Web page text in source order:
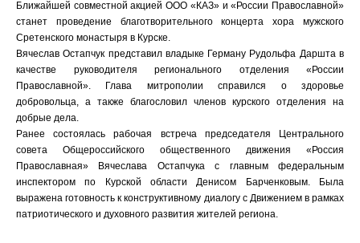
Ближайшей совместной акцией ООО «КАЗ» и «России Православной»
станет проведение благотворительного концерта хора мужского
Сретенского монастыря в Курске.
Вячеслав Остапчук представил владыке Герману Рудольфа Даршта в
качестве руководителя регионального отделения «России
Православной». Глава митрополии справился о здоровье
добровольца, а также благословил членов курского отделения на
добрые дела.
Ранее состоялась рабочая встреча председателя Центрального
совета Общероссийского общественного движения «Россия
Православная» Вячеслава Остапчука с главным федеральным
инспектором по Курской области Денисом Барченковым. Была
выражена готовность к конструктивному диалогу с Движением в рамках
патриотического и духовного развития жителей региона.